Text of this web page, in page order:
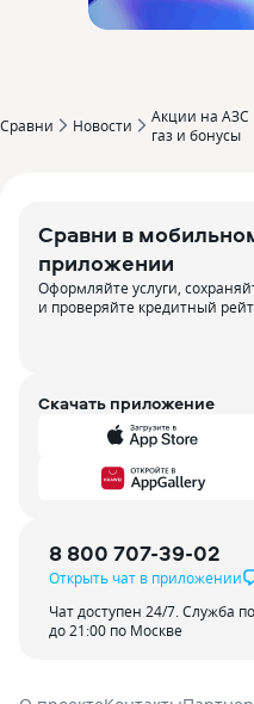
Сравни Новости
Акции на АЗС
газ и бонусы
Сравни в
приложении
Оформляйте услуги,
и проверяйте кредитный
Скачать приложение
8 800 707-39-02
Открыть чат в приложении
Чат доступен 24/7. Служба
до 21:00 по Москве